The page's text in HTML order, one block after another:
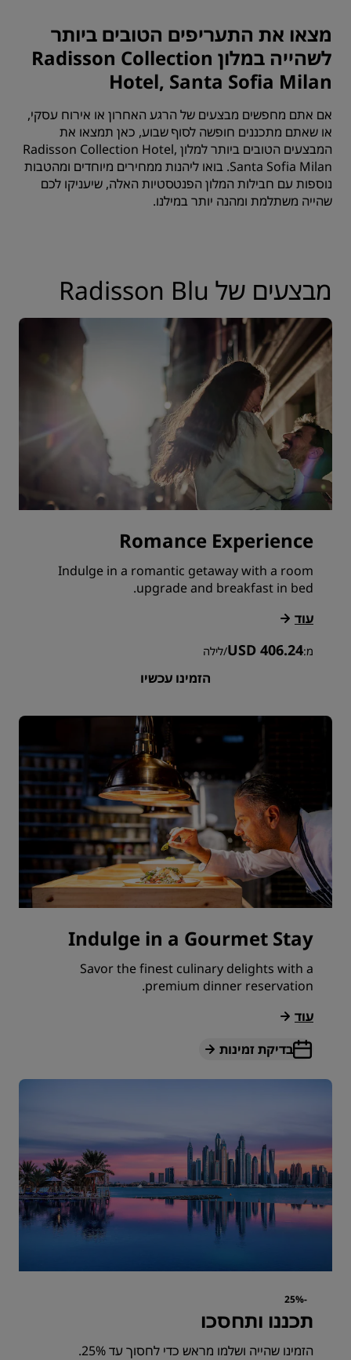
מצאו את התעריפים הטובים ביותר
לשהייה במלון Radisson Collection
Hotel, Santa Sofia Milan
אם אתם מחפשים מבצעים של הרגע האחרון או אירוח עסקי,
או שאתם מתכננים חופשה לסוף שבוע, כאן תמצאו את
המבצעים הטובים ביותר למלון Radisson Collection Hotel,
Santa Sofia Milan. בואו ליהנות ממחירים מיוחדים ומהטבות
נוספות עם חבילות המלון הפנטסטיות האלה, שיעניקו לכם
שהייה משתלמת ומהנה יותר במילנו.
מבצעים של Radisson Blu
Romance Experience
Indulge in a romantic getaway with a room
upgrade and breakfast in bed.
עוד
מ:USD 406.24
/לילה
הזמינו עכשיו
Indulge in a Gourmet Stay
Savor the finest culinary delights with a
premium dinner reservation.
עוד
בדיקת זמינות
-25%
תכננו ותחסכו
הזמינו שהייה ושלמו מראש כדי לחסוך עד 25%.